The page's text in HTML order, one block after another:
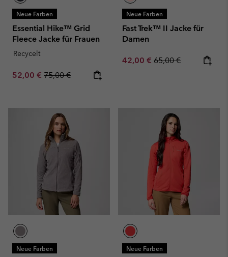
Neue Farben
Essential Hike™ Grid
Fleece Jacke für Frauen
Recycelt
Sale price:
52,00 € Regular price:
75,00 €
Neue Farben
Fast Trek™ II Jacke für
Damen
Sale price:
42,00 € Regular price:
65,00 €
Neue Farben Neue Farben